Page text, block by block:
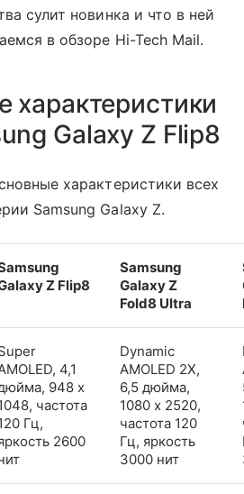
сулит новинка и что в ней
в обзоре Hi-Tech Mail.
характеристики
Galaxy Z Flip8
характеристики всех
Samsung Galaxy Z.
Z Flip8
Samsung
Galaxy Z
Fold8 Ultra
4,1
948 x
частота
Гц,
2600
Dynamic
AMOLED 2X,
6,5 дюйма,
1080 x 2520,
частота 120
Гц, яркость
3000 нит